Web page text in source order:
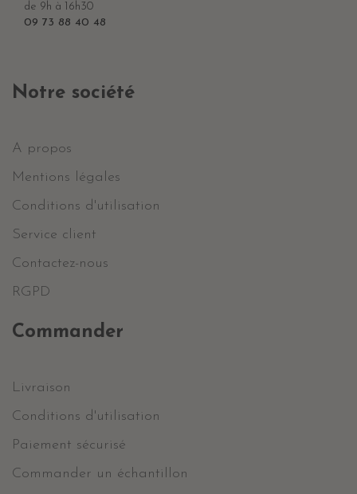
de 9h à 16h30
09 73 88 40 48
Notre société
A propos
Mentions légales
Conditions d'utilisation
Service client
Contactez-nous
RGPD
Commander
Livraison
Conditions d'utilisation
Paiement sécurisé
Commander un échantillon